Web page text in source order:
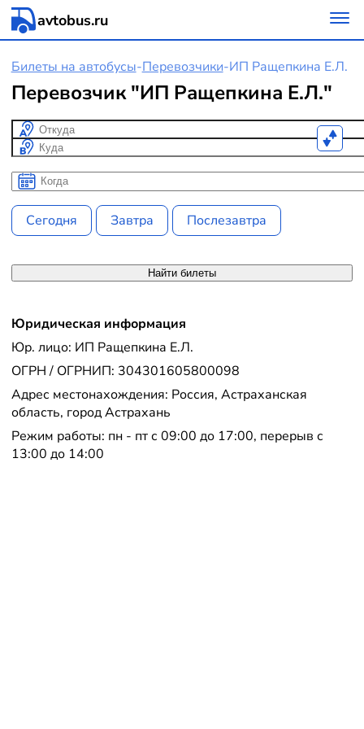
avtobus.ru
Билеты на автобусы-Перевозчики-ИП Ращепкина Е.Л.
Перевозчик "ИП Ращепкина Е.Л."
Откуда
Куда
Когда
Когда
Сегодня Завтра Послезавтра
Найти билеты
Юридическая информация
Юр. лицо: ИП Ращепкина Е.Л.
ОГРН / ОГРНИП: 304301605800098
Адрес местонахождения: Россия, Астраханская
область, город Астрахань
Режим работы: пн - пт с 09:00 до 17:00, перерыв с
13:00 до 14:00